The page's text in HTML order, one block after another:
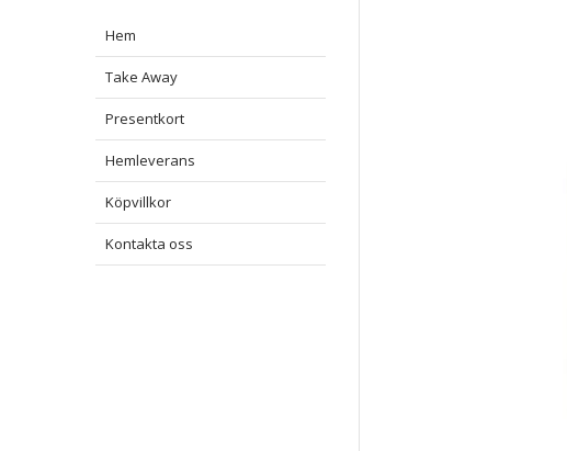
Hem
Take Away
Presentkort
Hemleverans
Köpvillkor
Kontakta oss